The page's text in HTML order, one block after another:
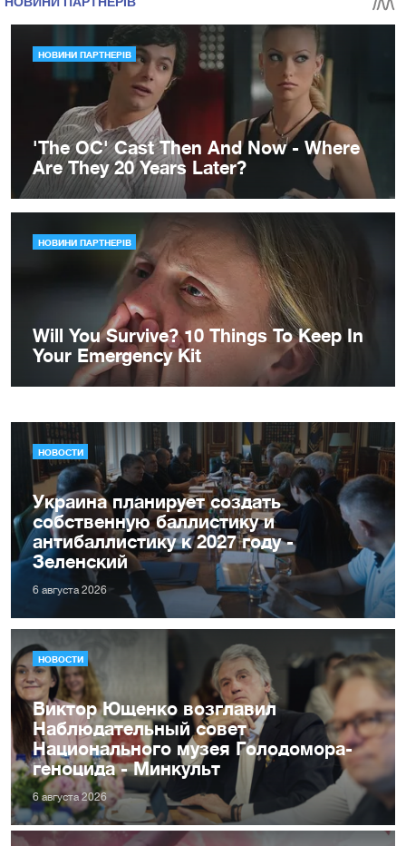
НОВОСТИ
Украина планирует создать
собственную баллистику и
антибаллистику к 2027 году -
Зеленский
6 августа 2026
НОВОСТИ
Виктор Ющенко возглавил
Наблюдательный совет
Национального музея Голодомора-
геноцида - Минкульт
6 августа 2026